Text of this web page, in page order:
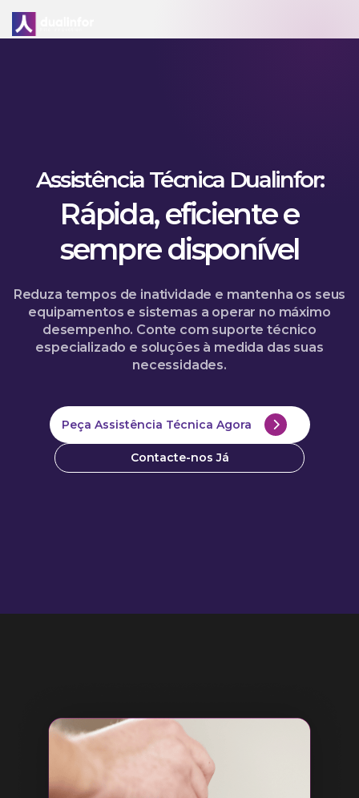
Assistência Técnica Dualinfor:
Rápida, eficiente e
sempre disponível
Reduza tempos de inatividade e mantenha os seus
equipamentos e sistemas a operar no máximo
desempenho. Conte com suporte técnico
especializado e soluções à medida das suas
necessidades.
Peça Assistência Técnica Agora
Contacte-nos Já